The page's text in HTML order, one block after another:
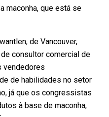
maconha, que está se
de Vancouver,
consultor comercial de
vendedores
de habilidades no setor
já que os congressistas
à base de maconha,